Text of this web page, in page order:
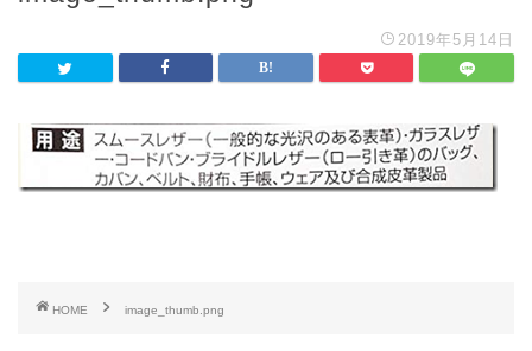
2019年5月14日
HOME image_thumb.png